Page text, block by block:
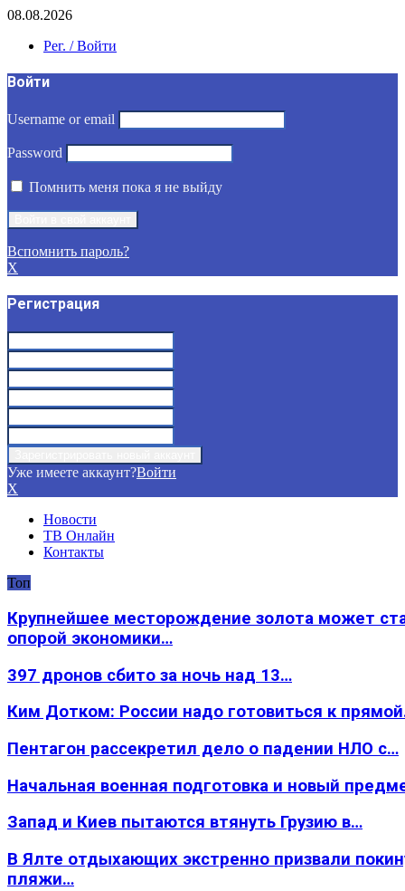
08.08.2026
Рег. / Войти
Войти
Username or email
Password
Помнить меня пока я не выйду
Вспомнить пароль?
X
Регистрация
Уже имеете аккаунт?Войти
X
Новости
ТВ Онлайн
Контакты
Топ
Крупнейшее месторождение золота может
опорой экономики…
397 дронов сбито за ночь над 13…
Ким Дотком: России надо готовиться к
Пентагон рассекретил дело о падении НЛО с…
Начальная военная подготовка и новый
Запад и Киев пытаются втянуть Грузию в…
В Ялте отдыхающих экстренно призвали
пляжи…